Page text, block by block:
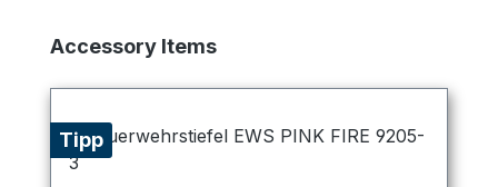
Produktgalerie überspringen
Accessory Items
Tipp